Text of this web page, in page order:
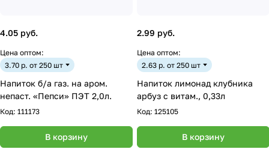
4.05 руб.
Цена оптом:
3.70 р. от 250 шт
Напиток б/а газ. на аром.
непаст. «Пепси» ПЭТ 2,0л.
Код: 111173
В корзину
2.99 руб.
Цена оптом:
2.63 р. от 250 шт
Напиток лимонад клубника
арбуз с витам., 0,33л
Код: 125105
В корзину